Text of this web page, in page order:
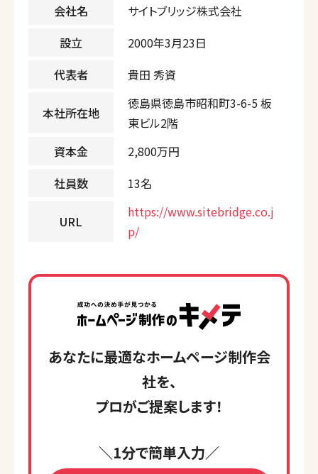
会社名
サイトブリッジ株式会社
設立
2000年3月23日
代表者
貴田 秀資
本社所在地
徳島県徳島市昭和町3-6-5 板
東ビル2階
資本金
2,800万円
社員数
13名
URL
https://www.sitebridge.co.j
p/
あなたに最適なホームページ制作会
社を、
プロがご提案します！
＼1分で簡単入力／